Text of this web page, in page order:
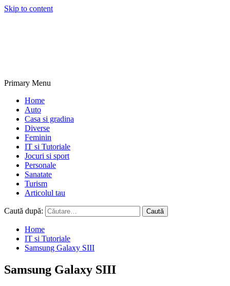
Skip to content
Primary Menu
Home
Auto
Casa si gradina
Diverse
Feminin
IT si Tutoriale
Jocuri si sport
Personale
Sanatate
Turism
Articolul tau
Caută după:
Home
IT si Tutoriale
Samsung Galaxy SIII
Samsung Galaxy SIII